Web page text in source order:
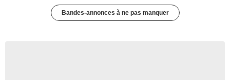
Bandes-annonces à ne pas manquer